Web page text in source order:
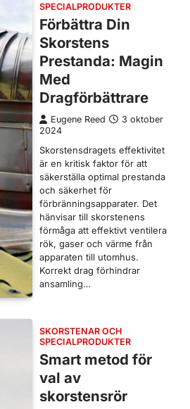
SPECIALPRODUKTER
Förbättra Din
Skorstens
Prestanda: Magin
Med
Dragförbättrare
Eugene Reed
3 oktober
2024
Skorstensdragets effektivitet
är en kritisk faktor för att
säkerställa optimal prestanda
och säkerhet för
förbränningsapparater. Det
hänvisar till skorstenens
förmåga att effektivt ventilera
rök, gaser och värme från
apparaten till utomhus.
Korrekt drag förhindrar
ansamling…
SKORSTENAR OCH
SPECIALPRODUKTER
Smart metod för
val av
skorstensrör